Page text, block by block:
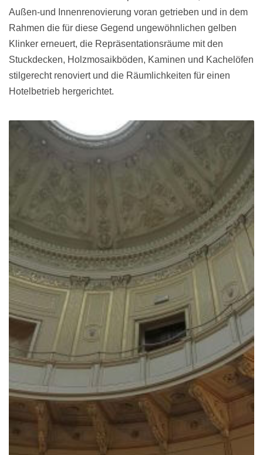
Außen-und Innenrenovierung voran getrieben und in dem
Rahmen die für diese Gegend ungewöhnlichen gelben
Klinker erneuert, die Repräsentationsräume mit den
Stuckdecken, Holzmosaikböden, Kaminen und Kachelöfen
stilgerecht renoviert und die Räumlichkeiten für einen
Hotelbetrieb hergerichtet.